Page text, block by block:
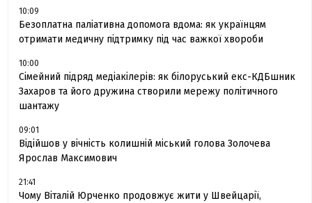
10:09
Безоплатна паліативна допомога вдома: як українцям
отримати медичну підтримку під час важкої хвороби
10:00
Сімейний підряд медіакілерів: як білоруський екс-КДБшник
Захаров та його дружина створили мережу політичного
шантажу
09:01
Відійшов у вічність колишній міський голова Золочева
Ярослав Максимович
21:41
Чому Віталій Юрченко продовжує жити у Швейцарії,